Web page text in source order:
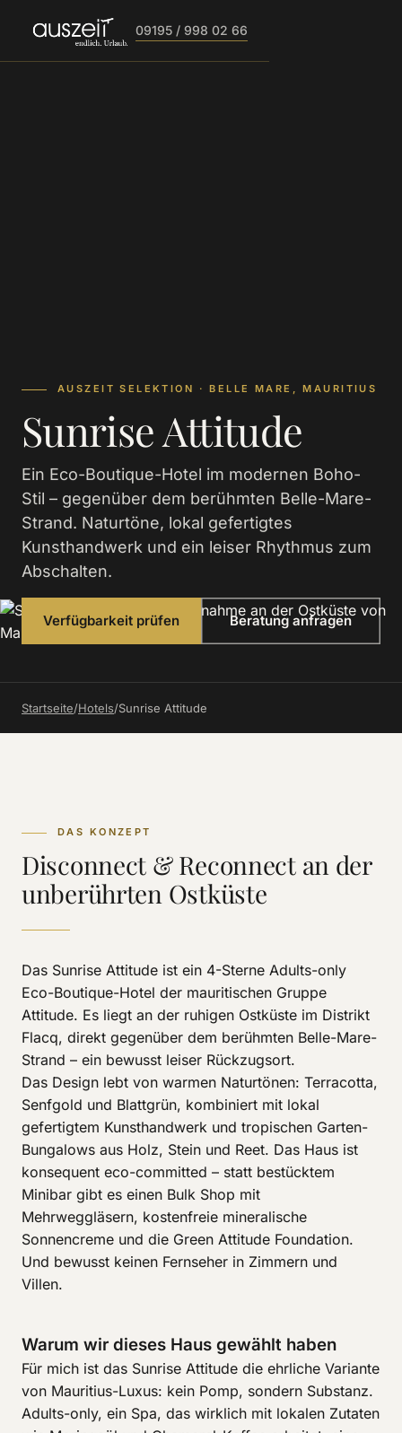
09195 / 998 02 66
AUSZEIT SELEKTION · BELLE MARE, MAURITIUS
Sunrise Attitude
Ein Eco-Boutique-Hotel im modernen Boho-
Stil – gegenüber dem berühmten Belle-Mare-
Strand. Naturtöne, lokal gefertigtes
Kunsthandwerk und ein leiser Rhythmus zum
Abschalten.
Verfügbarkeit prüfen Beratung anfragen
Startseite/Hotels/Sunrise Attitude
DAS KONZEPT
Disconnect & Reconnect an der
unberührten Ostküste
Das Sunrise Attitude ist ein 4-Sterne Adults-only
Eco-Boutique-Hotel der mauritischen Gruppe
Attitude. Es liegt an der ruhigen Ostküste im Distrikt
Flacq, direkt gegenüber dem berühmten Belle-Mare-
Strand – ein bewusst leiser Rückzugsort.
Das Design lebt von warmen Naturtönen: Terracotta,
Senfgold und Blattgrün, kombiniert mit lokal
gefertigtem Kunsthandwerk und tropischen Garten-
Bungalows aus Holz, Stein und Reet. Das Haus ist
konsequent eco-committed – statt bestücktem
Minibar gibt es einen Bulk Shop mit
Mehrweggläsern, kostenfreie mineralische
Sonnencreme und die Green Attitude Foundation.
Und bewusst keinen Fernseher in Zimmern und
Villen.
Warum wir dieses Haus gewählt haben
Für mich ist das Sunrise Attitude die ehrliche Variante
von Mauritius-Luxus: kein Pomp, sondern Substanz.
Adults-only, ein Spa, das wirklich mit lokalen Zutaten